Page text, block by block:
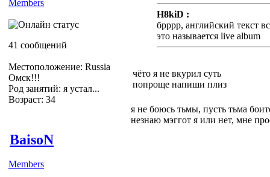
Members
41 сообщений
Местоположение: Russia
Омск!!!
Род занятий: я устал...
Возраст: 34
H8kiD :
брррр, английский текст
это называется live album
чёто я не вкурил суть
попроще напиши плиз
я не боюсь тьмы, пусть тьма
незнаю мэггот я или нет, мне
BaisoN
Members